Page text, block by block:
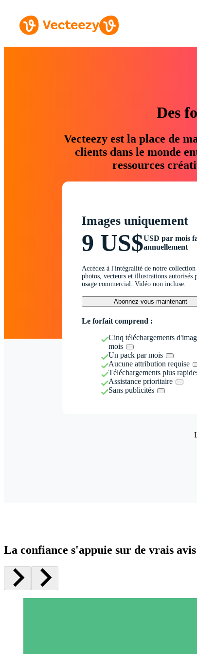
Des
Vecteezy est la place de
clients dans le monde
ressources
Images uniquement
9 US$USD par mois
annuellement
Accédez à l'intégralité de notre collection
photos, vecteurs et illustrations autorisés
usage commercial. Vidéo non incluse.
Abonnez-vous maintenant
Le forfait comprend :
Cinq téléchargements
mois
Un pack par mois
Aucune attribution requise
Téléchargements plus
Assistance prioritaire
Sans publicités
La confiance s'appuie sur de vrais